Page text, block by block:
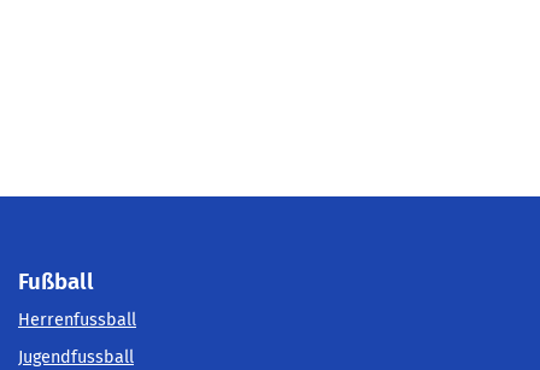
Fußball
Herrenfussball
Jugendfussball